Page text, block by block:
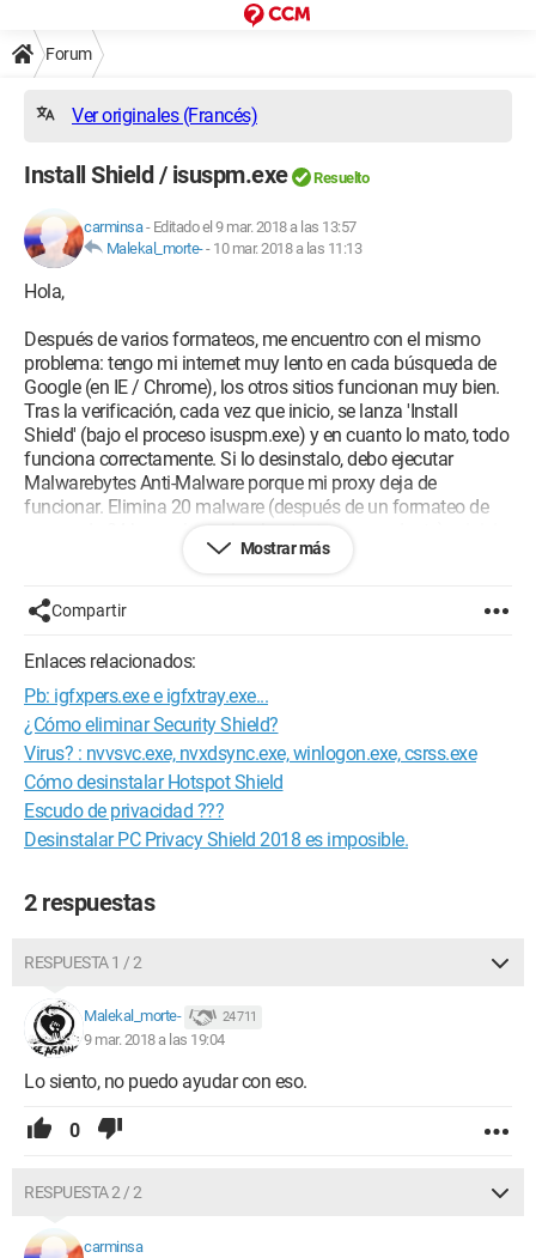
Forum
Ver originales (Francés)
Install Shield / isuspm.exe Resuelto
carminsa- Editado el 9 mar. 2018 a las 13:57
Malekal_morte-- 10 mar. 2018 a las 11:13
Hola,
Después de varios formateos, me encuentro con el mismo
problema: tengo mi internet muy lento en cada búsqueda de
Google (en IE / Chrome), los otros sitios funcionan muy bien.
Tras la verificación, cada vez que inicio, se lanza 'Install
Shield' (bajo el proceso isuspm.exe) y en cuanto lo mato, todo
funciona correctamente. Si lo desinstalo, debo ejecutar
Malwarebytes Anti-Malware porque mi proxy deja de
funcionar. Elimina 20 malware (después de un formateo de
menos de 24 horas, lo cual es bastante sorprendente), reinicio
Pero lo que no entiendo es que siempre regresa. Lo único que
instalo es Steam, Epic Games y el lanzador de Wargaming, y
creo que podría venir de este último, el lanzador de
Wargaming. Creo que es la actualización automática la que lo
causa, pero no estoy seguro.
Espero que venga de ahí, si no, realmente no sé de dónde
puede venir.
PD: He analizado todos mis discos antes de formatear, todo
está limpio y tengo Windows 10 Pro.
Mostrar más
Compartir
Enlaces relacionados:
Pb: igfxpers.exe e igfxtray.exe...
¿Cómo eliminar Security Shield?
Virus? : nvvsvc.exe, nvxdsync.exe, winlogon.exe, csrss.exe
Cómo desinstalar Hotspot Shield
Escudo de privacidad ???
Desinstalar PC Privacy Shield 2018 es imposible.
2 respuestas
RESPUESTA 1 / 2
Malekal_morte- 24 711
9 mar. 2018 a las 19:04
Lo siento, no puedo ayudar con eso.
0
RESPUESTA 2 / 2
carminsa